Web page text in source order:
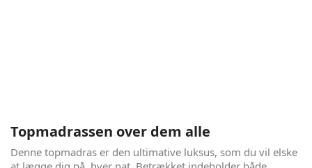
Topmadrassen over dem alle
Denne topmadras er den ultimative luksus, som du vil elske